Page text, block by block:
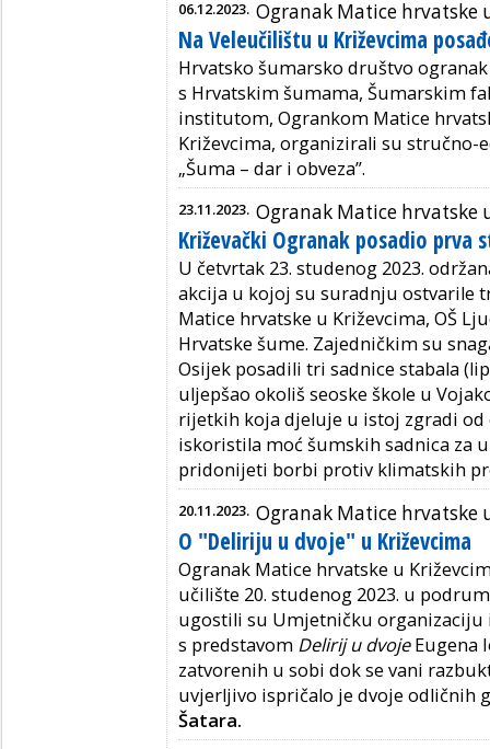
06.12.2023. Ogranak Matice hrvatske
Na Veleučilištu u Križevcima
Hrvatsko šumarsko društvo
s Hrvatskim šumama, Šumarskim
institutom, Ogrankom Matice
Križevcima, organizirali su
„Šuma – dar i obveza”.
23.11.2023. Ogranak Matice hrvatske
Križevački Ogranak posadio prva
U četvrtak 23. studenog 2023.
akcija u kojoj su suradnju ostvarile
Matice hrvatske u Križevcima, OŠ
Hrvatske šume. Zajedničkim su
Osijek posadili tri sadnice stabala
uljepšao okoliš seoske škole u
rijetkih koja djeluje u istoj zgradi od
iskoristila moć šumskih sadnica za
pridonijeti borbi protiv klimatskih
20.11.2023. Ogranak Matice hrvatske
O "Deliriju u dvoje" u Križevcima
Ogranak Matice hrvatske u
učilište 20. studenog 2023. u
ugostili su Umjetničku organizaciju
s predstavom Delirij u dvojeEugena
zatvorenih u sobi dok se vani
uvjerljivo ispričalo je dvoje odličnih
Šatara.